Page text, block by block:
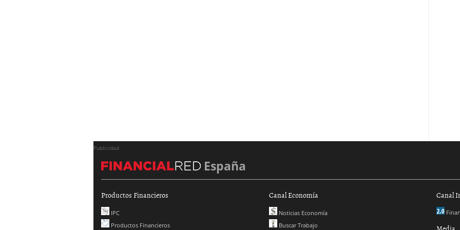
Publicidad
España
Productos Financieros
IPC
Productos Financieros
Canal Economía
Noticias Economía
Buscar Trabajo
Canal